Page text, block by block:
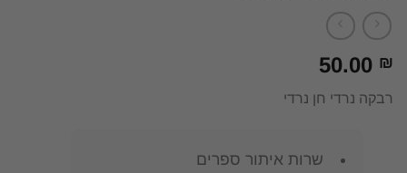
50.00 ₪
רבקה נרדי חן נרדי
שרות איתור ספרים